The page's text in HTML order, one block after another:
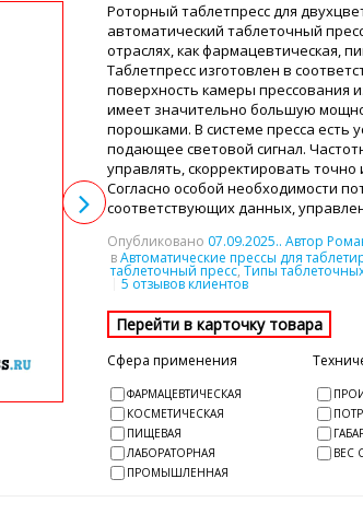
Роторный таблетпресс для
автоматический таблеточный
отраслях, как фармацевтическая,
Таблетпресс изготовлен в
поверхность камеры прессования
имеет значительно большую
порошками. В системе пресса есть
подающее световой сигнал.
управлять, скорректировать
Согласно особой необходимости
соответствующих данных,
Опубликовано 07.09.2025.. Автор
вАвтоматические прессы для
таблеточный пресс, Типы
5 отзывов клиентов
Сфера применения
ФАРМАЦЕВТИЧЕСКАЯ
КОСМЕТИЧЕСКАЯ
ПИЩЕВАЯ
ЛАБОРАТОРНАЯ
ПРОМЫШЛЕННАЯ
ВЕС